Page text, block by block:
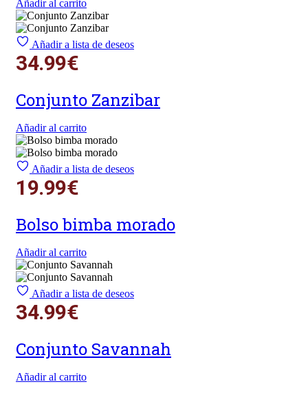
Añadir al carrito
Añadir a lista de deseos
34.99€
Conjunto Zanzibar
Añadir al carrito
Añadir a lista de deseos
19.99€
Bolso bimba morado
Añadir al carrito
Añadir a lista de deseos
34.99€
Conjunto Savannah
Añadir al carrito